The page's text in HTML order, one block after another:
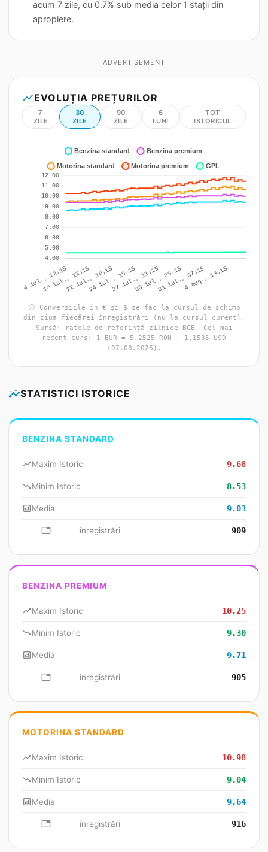
acum 7 zile, cu 0.7% sub media celor 1 stații din
apropiere.
ADVERTISEMENT
show_chartEVOLUȚIA PREȚURILOR
7
ZILE
30
ZILE
90
ZILE
6
LUNI
TOT
ISTORICUL
info Conversiile în € și $ se fac la cursul de schimb
din ziua fiecărei înregistrări (nu la cursul curent).
Sursă: ratele de referință zilnice BCE. Cel mai
recent curs: 1 EUR = 5.2525 RON · 1.1535 USD
(07.08.2026).
insightsSTATISTICI ISTORICE
BENZINA STANDARD
trending_upMaxim Istoric 9.68
trending_downMinim Istoric 8.53
analyticsMedia 9.03
database înregistrări 909
BENZINA PREMIUM
trending_upMaxim Istoric 10.25
trending_downMinim Istoric 9.30
analyticsMedia 9.71
database înregistrări 905
MOTORINA STANDARD
trending_upMaxim Istoric 10.98
trending_downMinim Istoric 9.04
analyticsMedia 9.64
database înregistrări 916